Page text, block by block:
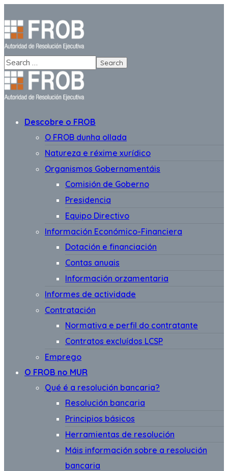
Descobre o FROB
O FROB dunha ollada
Natureza e réxime xurídico
Organismos Gobernamentáis
Comisión de Goberno
Presidencia
Equipo Directivo
Información Económico-Financiera
Dotación e financiación
Contas anuais
Información orzamentaria
Informes de actividade
Contratación
Normativa e perfil do contratante
Contratos excluídos LCSP
Emprego
O FROB no MUR
Qué é a resolución bancaria?
Resolución bancaria
Principios básicos
Herramientas de resolución
Máis información sobre a resolución
bancaria